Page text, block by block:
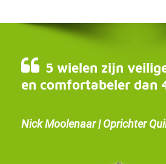
5 wielen zijn
en comfortabeler dan
Nick Moolenaar | Oprichter